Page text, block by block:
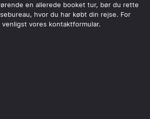
en allerede booket tur, bør du rette
hvor du har købt din rejse. For
vores kontaktformular.